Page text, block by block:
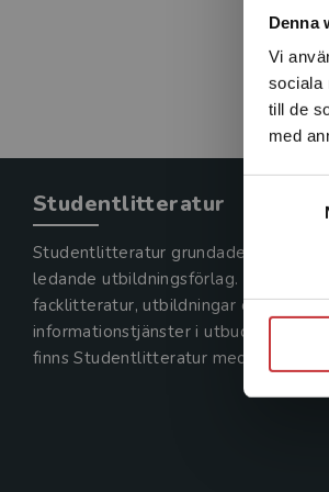
Denna
Vi
sociala
till de
med
Studentlitteratur
Studentlitteratur grundades 1963 och
ledande utbildningsförlag. Med
facklitteratur, utbildningar och
informationstjänster i utbudet,
finns Studentlitteratur med längs hela